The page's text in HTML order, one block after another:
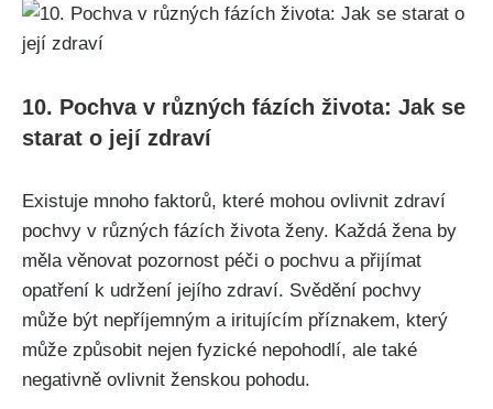
10. Pochva v různých fázích života: Jak se
starat o‌ její zdraví
Existuje mnoho faktorů, ⁣které mohou ovlivnit zdraví‍
pochvy v různých fázích života ženy. ​Každá žena by
měla věnovat pozornost péči o pochvu a přijímat
opatření k udržení jejího zdraví. Svědění pochvy
může⁣ být nepříjemným a iritujícím příznakem, který
může způsobit nejen fyzické nepohodlí, ale také
negativně ovlivnit ženskou pohodu.‌